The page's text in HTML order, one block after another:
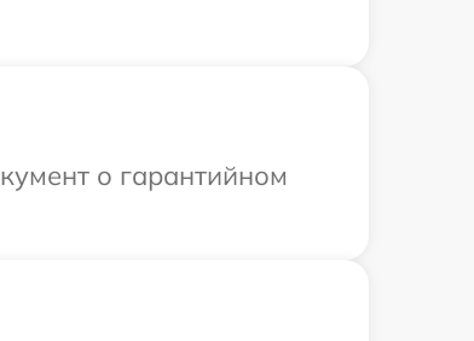
о гарантийном